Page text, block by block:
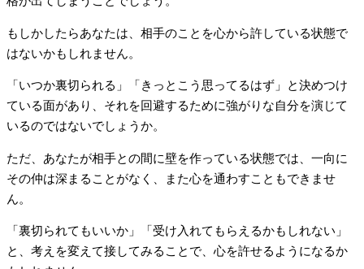
もしかしたらあなたは、相手のことを心から許している状態で
はないかもしれません。
「いつか裏切られる」「きっとこう思ってるはず」と決めつけ
ている面があり、それを回避するために強がりな自分を演じて
いるのではないでしょうか。
ただ、あなたが相手との間に壁を作っている状態では、一向に
その仲は深まることがなく、また心を通わすこともできませ
ん。
「裏切られてもいいか」「受け入れてもらえるかもしれない」
と、考えを変えて接してみることで、心を許せるようになるか